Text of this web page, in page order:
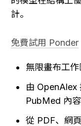
計。
免費試用 Ponder
無限畫布工
由
PubMed 內
從 PDF、網